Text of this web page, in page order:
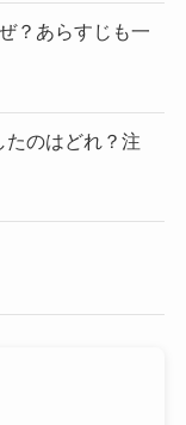
？あらすじも一
たのはどれ？注